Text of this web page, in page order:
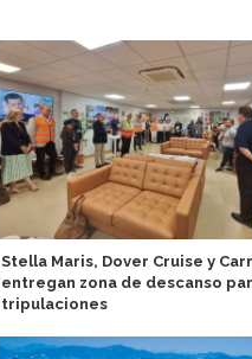
Stella Maris, Dover Cruise y
entregan zona de descanso
tripulaciones